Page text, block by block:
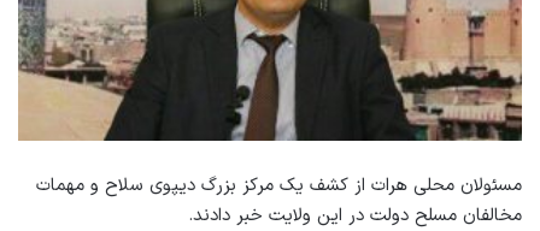
مسئولان محلی هرات از کشف یک مرکز بزرگ دیپوی سلاح و مهمات
مخالفان مسلح دولت در این ولایت خبر دادند.